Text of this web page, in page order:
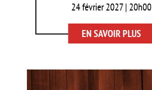
24 février 2027 | 20h00
EN SAVOIR PLUS